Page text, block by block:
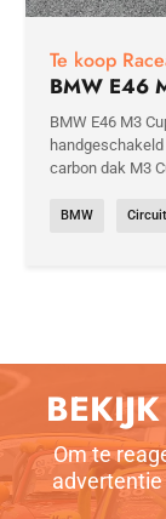
Te koop
BMW E46
BMW E46 M3
carbon dak M3
BMW Circuit
Om te